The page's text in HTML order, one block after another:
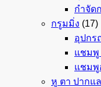
กำจัด
กรูมมิ่ง (17)
อุปกร
แชมพู
แชมพู
หู ตา ปากแ